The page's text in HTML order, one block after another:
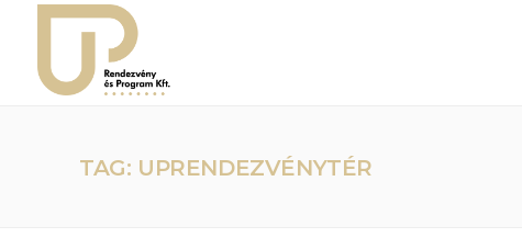
TAG: UPRENDEZVÉNYTÉR